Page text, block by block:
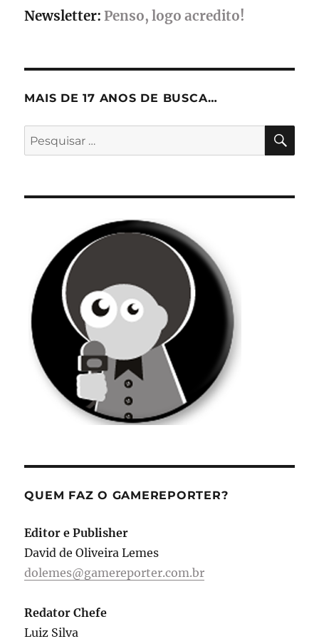
Newsletter: Penso, logo acredito!
MAIS DE 17 ANOS DE BUSCA…
Pesquisar
por:
QUEM FAZ O GAMEREPORTER?
Editor e Publisher
David de Oliveira Lemes
dolemes@gamereporter.com.br
Redator Chefe
Luiz Silva